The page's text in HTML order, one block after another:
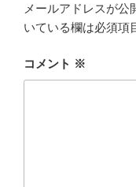
メールアドレスが公
いている欄は必須項
コメント ※